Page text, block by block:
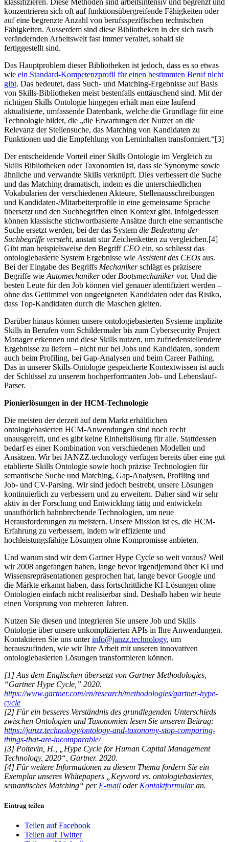
konzentrieren sich oft auf funktionsübergreifende Fähigkeiten oder
auf eine begrenzte Anzahl von berufsspezifischen technischen
Fähigkeiten. Ausserdem sind diese Bibliotheken in der sich rasch
verändernden Arbeitswelt fast immer veraltet, sobald sie
fertiggestellt sind.
Das Hauptproblem dieser Bibliotheken ist jedoch, dass es so etwas
wie ein Standard-Kompetenzprofil für einen bestimmten Beruf nicht
gibt. Das bedeutet, dass Such- und Matching-Ergebnisse auf Basis
von Skills-Bibliotheken meist bestenfalls enttäuschend sind. Mit der
richtigen Skills Ontologie hingegen erhält man eine laufend
aktualisierte, umfassende Datenbank, welche die Grundlage für eine
Technologie bildet, die „die Erwartungen der Nutzer an die
Relevanz der Stellensuche, das Matching von Kandidaten zu
Funktionen und die Empfehlung von Lerninhalten transformiert.“[3]
Der entscheidende Vorteil einer Skills Ontologie im Vergleich zu
Skills Bibliotheken oder Taxonomien ist, dass sie Synonyme sowie
ähnliche und verwandte Skills verknüpft. Dies verbessert die Suche
und das Matching dramatisch, indem es die unterschiedlichen
Vokabularien der verschiedenen Akteure, Stellenausschreibungen
und Kandidaten-/Mitarbeiterprofile in eine gemeinsame Sprache
übersetzt und den Suchbegriffen einen Kontext gibt. Infolgedessen
können klassische stichwortbasierte Ansätze durch eine semantische
Suche ersetzt werden, bei der das System die Bedeutung der
Suchbegriffe versteht, anstatt stur Zeichenketten zu vergleichen.[4]
Gibt man beispielsweise den Begriff CEO ein, so schliesst das
ontologiebasierte System Ergebnisse wie Assistent des CEOs aus.
Bei der Eingabe des Begriffs Mechanikerschlägt es präzisere
Begriffe wie Automechanikeroder Bootsmechanikervor. Und die
besten Leute für den Job können viel genauer identifiziert werden –
ohne das Getümmel von ungeeigneten Kandidaten oder das Risiko,
dass Top-Kandidaten durch die Maschen gleiten.
Darüber hinaus können unsere ontologiebasierten Systeme implizite
Skills in Berufen vom Schildermaler bis zum Cybersecurity Project
Manager erkennen und diese Skills nutzen, um zufriedenstellendere
Ergebnisse zu liefern – nicht nur bei Jobs und Kandidaten, sondern
auch beim Profiling, bei Gap-Analysen und beim Career Pathing.
Das in unserer Skills-Ontologie gespeicherte Kontextwissen ist auch
der Schlüssel zu unserem hochperformanten Job- und Lebenslauf-
Parser.
Pionierlösungen in der HCM-Technologie
Die meisten der derzeit auf dem Markt erhältlichen
ontologiebasierten HCM-Anwendungen sind noch recht
unausgereift, und es gibt keine Einheitslösung für alle. Stattdessen
bedarf es einer Kombination von verschiedenen Modellen und
Ansätzen. Wir bei JANZZ.technology verfügen bereits über eine gut
etablierte Skills Ontologie sowie hoch präzise Technologien für
semantische Suche und Matching, Gap-Analysen, Profiling und
Job- und CV-Parsing. Wir sind jedoch bestrebt, unsere Lösungen
kontinuierlich zu verbessern und zu erweitern. Daher sind wir sehr
aktiv in der Forschung und Entwicklung tätig und entwickeln
unaufhörlich bahnbrechende Technologien, um neue
Herausforderungen zu meistern. Unsere Mission ist es, die HCM-
Erfahrung zu verbessern, indem wir effiziente und
hochleistungsfähige Lösungen ohne Kompromisse anbieten.
Und warum sind wir dem Gartner Hype Cycle so weit voraus? Weil
wir 2008 angefangen haben, lange bevor irgendjemand über KI und
Wissensrepräsentationen gesprochen hat, lange bevor Google und
die Märkte erkannt haben, dass fortschrittliche KI-Lösungen ohne
Ontologien einfach nicht realisierbar sind. Deshalb haben wir heute
einen Vorsprung von mehreren Jahren.
Nutzen Sie diesen und integrieren Sie unsere Job und Skills
Ontologie über unsere unkomplizierten APIs in Ihre Anwendungen.
Kontaktieren Sie uns unterinfo@janzz.technology, um
herauszufinden, wie wir Ihre Arbeit mit unseren innovativen
ontologiebasierten Lösungen transformieren können.
[1] Aus dem Englischen übersetzt von Gartner Methodologies,
“Gartner Hype Cycle,” 2020.
https://www.gartner.com/en/research/methodologies/gartner-hype-
cycle
[2] Für ein besseres Verständnis des grundlegenden Unterschieds
zwischen Ontologien und Taxonomien lesen Sie unseren Beitrag:
https://janzz.technology/ontology-and-taxonomy-stop-comparing-
things-that-are-incomparable/
[3] Poitevin, H., „Hype Cycle for Human Capital Management
Technology, 2020“, Gartner. 2020.
[4] Für weitere Informationen zu diesem Thema fordern Sie ein
Exemplar unseres Whitepapers „Keyword vs. ontologiebasiertes,
semantisches Matching“ per E-mail oder Kontaktformularan.
Eintrag teilen
Teilen auf Facebook
Teilen auf Twitter